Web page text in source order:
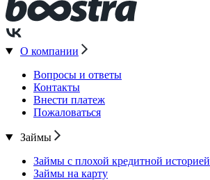
О компании
Вопросы и ответы
Контакты
Внести платеж
Пожаловаться
Займы
Займы с плохой кредитной историей
Займы на карту